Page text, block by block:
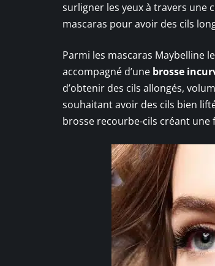
surligner les yeux à travers une
mascaras pour avoir des cils
Parmi les mascaras Maybelline
accompagné d’une brosse
d’obtenir des cils allongés,
souhaitant avoir des cils bien
brosse recourbe-cils créant une